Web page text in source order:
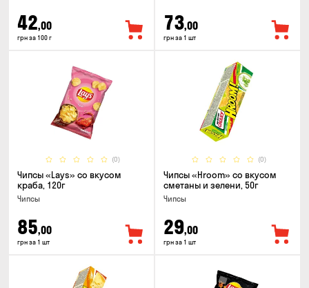
42,00
грн за 100 г
73,00
грн за 1 шт
(0)
Чипсы «Lays» со вкусом
краба, 120г
Чипсы
85,00
грн за 1 шт
(0)
Чипсы «Hroom» со вкусом
сметаны и зелени, 50г
Чипсы
29,00
грн за 1 шт